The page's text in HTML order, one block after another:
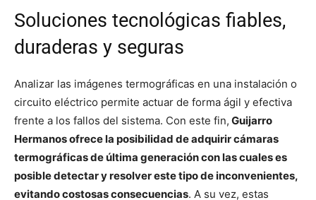
Soluciones tecnológicas fiables,
duraderas y seguras
Analizar las imágenes termográficas en una instalación o
circuito eléctrico permite actuar de forma ágil y efectiva
frente a los fallos del sistema. Con este fin, Guijarro
Hermanos ofrece la posibilidad de adquirir cámaras
termográficas de última generación con las cuales es
posible detectar y resolver este tipo de inconvenientes,
evitando costosas consecuencias. A su vez, estas